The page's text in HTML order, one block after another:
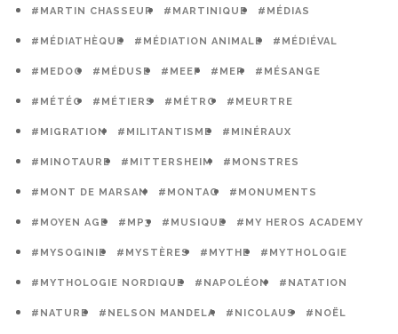
#MARTIN CHASSEUR #MARTINIQUE #MÉDIAS
#MÉDIATHÈQUE #MÉDIATION ANIMALE #MÉDIÉVAL
#MEDOC #MÉDUSE #MEEF #MER #MÉSANGE
#MÉTÉO #MÉTIERS #MÉTRO #MEURTRE
#MIGRATION #MILITANTISME #MINÉRAUX
#MINOTAURE #MITTERSHEIM #MONSTRES
#MONT DE MARSAN #MONTAG #MONUMENTS
#MOYEN AGE #MP3 #MUSIQUE #MY HEROS ACADEMY
#MYSOGINIE #MYSTÈRES #MYTHE #MYTHOLOGIE
#MYTHOLOGIE NORDIQUE #NAPOLÉON #NATATION
#NATURE #NELSON MANDELA #NICOLAUS #NOËL